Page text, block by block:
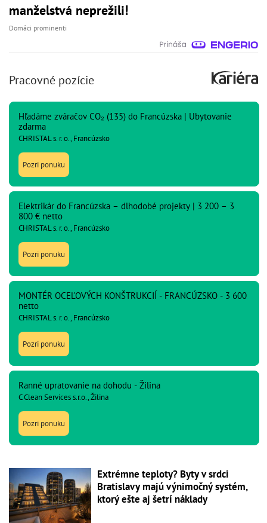
manželstvá neprežili!
Domáci prominenti
Pracovné pozície
Hľadáme zváračov CO₂ (135) do Francúzska | Ubytovanie
zdarma
CHRISTAL s. r. o., Francúzsko
Pozri ponuku
Elektrikár do Francúzska – dlhodobé projekty | 3 200 – 3
800 € netto
CHRISTAL s. r. o., Francúzsko
Pozri ponuku
MONTÉR OCEĽOVÝCH KONŠTRUKCIÍ - FRANCÚZSKO - 3 600
netto
CHRISTAL s. r. o., Francúzsko
Pozri ponuku
Ranné upratovanie na dohodu - Žilina
C Clean Services s.r.o., Žilina
Pozri ponuku
Extrémne teploty? Byty v srdci
Bratislavy majú výnimočný systém,
ktorý ešte aj šetrí náklady